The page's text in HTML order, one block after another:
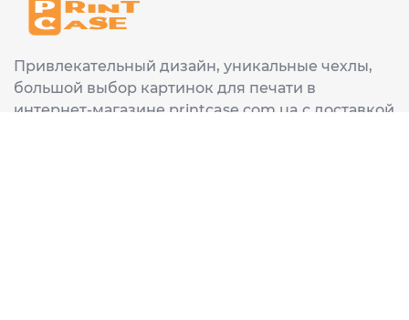
Привлекательный дизайн, уникальные чехлы,
большой выбор картинок для печати в
интернет-магазине printcase.com.ua с доставкой